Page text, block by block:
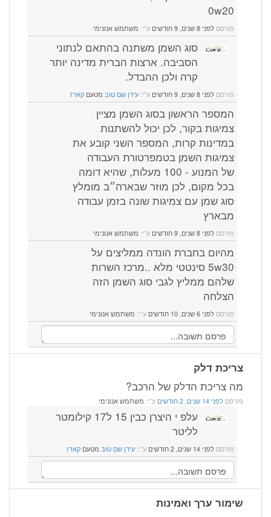
0w20
פורסם לפני 8 שנים, 9 חודשים ע"י: משתמש אנונימי
סוג השמן משתנה בהתאם לנתוני
הסביבה. ארצות הברית מדינה יותר
קרה ולכן ההבדל.
פורסם לפני 8 שנים, 9 חודשים ע"י: עידן שם טוב מטעם קארז
המספר הראשון בסוג השמן מציין
צמיגות בקור, לכן יכול להשתנות
במדינות קרות, המספר השני קובע את
צמיגות השמן בטמפרטורת העבודה
של המנוע - 100 מעלות, שהיא דומה
בכל מקום, לכן מוזר שבארה״ב מומלץ
סוג שמן עם צמיגות שונה בזמן עבודה
מבארץ
פורסם לפני 8 שנים, 9 חודשים ע"י: משתמש אנונימי
מהיום בחברת הונדה ממליצים על
5w30 סינטטי מלא ..מרכז השרות
שלהם ממליץ לגבי סוג השמן הזה
הצלחה
פורסם לפני 6 שנים, 10 חודשים ע"י: משתמש אנונימי
צריכת דלק
מה צריכת הדלק של הרכב?
פורסם לפני 14 שנים, 2 חודשים ע"י: משתמש אנונימי
עלפ י היצרן כבין 15 ל17 קילומטר
לליטר
פורסם לפני 14 שנים, 2 חודשים ע"י: עידן שם טוב מטעם קארז
שימור ערך ואמינות